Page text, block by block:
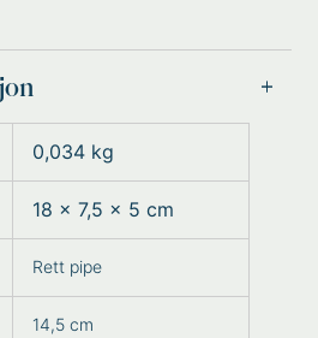
0,034 kg
18 × 7,5 × 5 cm
Rett pipe
14,5 cm